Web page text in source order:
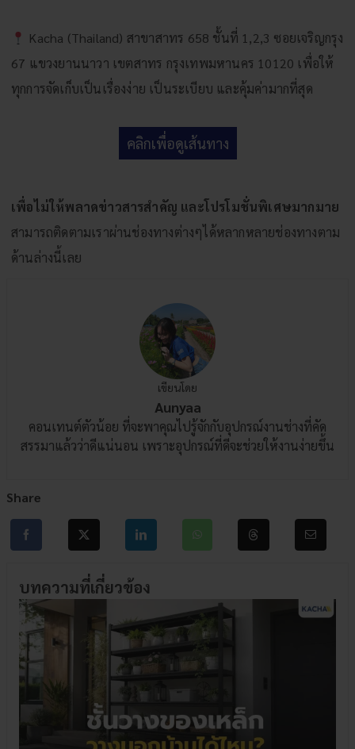
Kacha (Thailand) สาขาสาทร 658 ชั้นที่ 1,2,3 ซอยเจริญกรุง
67 แขวงยานนาวา เขตสาทร กรุงเทพมหานคร 10120 เพื่อให้
ทุกการจัดเก็บเป็นเรื่องง่าย เป็นระเบียบ และคุ้มค่ามากที่สุด
คลิกเพื่อดูเส้นทาง
เพื่อไม่ให้พลาดข่าวสารสำคัญ และโปรโมชั่นพิเศษมากมาย
สามารถติดตามเราผ่านช่องทางต่างๆได้หลากหลายช่องทางตาม
ด้านล่างนี้เลย
เขียนโดย
Aunyaa
คอนเทนต์ตัวน้อย ที่จะพาคุณไปรู้จักกับอุปกรณ์งานช่างที่คัด
สรรมาแล้วว่าดีแน่นอน เพราะอุปกรณ์ที่ดีจะช่วยให้งานง่ายขึ้น
Share
บทความที่เกี่ยวข้อง